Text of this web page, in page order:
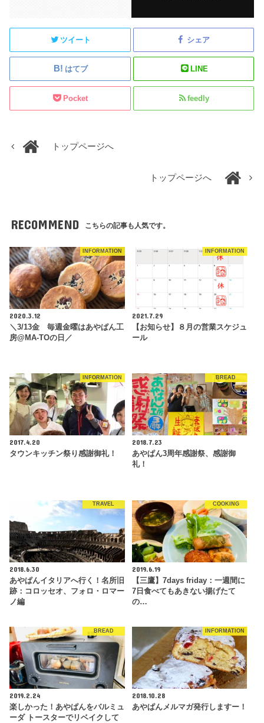
ツイート シェア
はてブ LINE
Pocket feedly
トップページへ
トップページへ
RECOMMEND こちらの記事も人気です。
INFORMATION
2020.3.12
＼3/13金 毎週金曜はあやぱん工
房@MA-TOの日／
INFORMATION
2021.7.29
【お知らせ】８月の営業スケジュ
ール
INFORMATION
2017.4.20
タウンキッチン祭り感謝御礼！
BREAD
2018.7.23
あやぱん3周年感謝祭、感謝御
礼！
TRAVEL
2018.6.30
あやぱんイタリアへ行く！名所旧
跡：コロッセオ、フォロ・ロマー
ノ編
COOKING
2019.6.19
【三鷹】7days friday：一週間に
7日食べてもあきない揚げたて
の…
BREAD
2019.2.24
楽しかった！あやぱんをバルミュ
ーダ トースターでリベイクして
INFORMATION
2018.10.28
あやぱんメルマガ発行しますー！